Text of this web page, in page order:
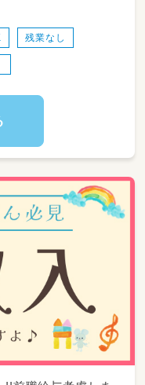
単な文字・数遊びな
ーニングなど、年齢
ックおよび呼吸確認
種書類の作成・管理
と相談しながら進め
むことはありませ
ら、楽しく丁寧な保
残業なし